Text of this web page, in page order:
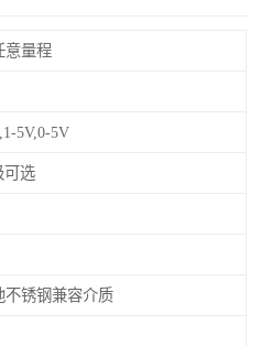
意量程
5V,0-5V
可选
不锈钢兼容介质